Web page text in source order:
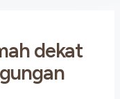
dekat